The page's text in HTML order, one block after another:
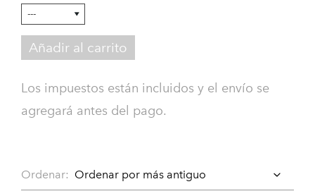
Añadir al carrito
Los impuestos están incluidos y el envío se
agregará antes del pago.
Ordenar: